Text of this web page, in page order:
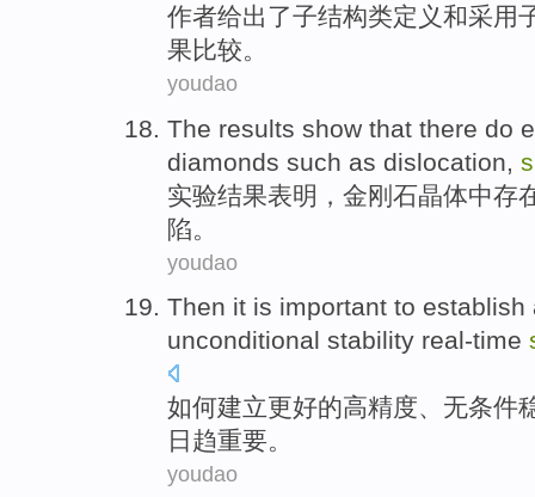
作者给出了子结构类定义和采用
果比较。
youdao
The results show that there do
diamonds such as dislocation
实验结果表明 ， 金刚石晶体中存
陷 。
youdao
Then it is important to establish
unconditional stability real-time
如何建立更好的高精度、 无条件
日趋重要。
youdao